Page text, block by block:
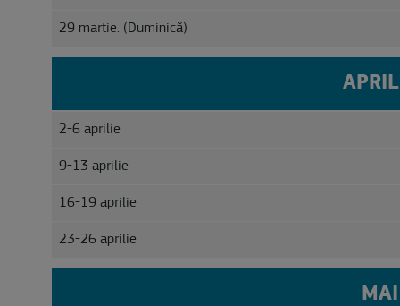
29 martie. (Duminică)
2-6 aprilie
9-13 aprilie
16-19 aprilie
23-26 aprilie